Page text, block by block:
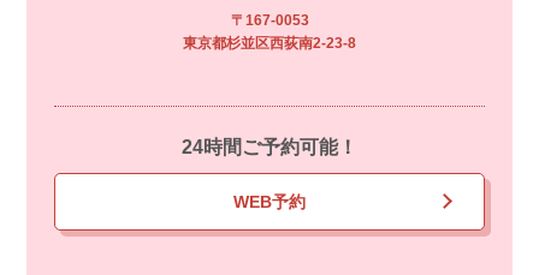
〒167-0053
東京都杉並区西荻南2-23-8
24時間ご予約可能！
WEB予約